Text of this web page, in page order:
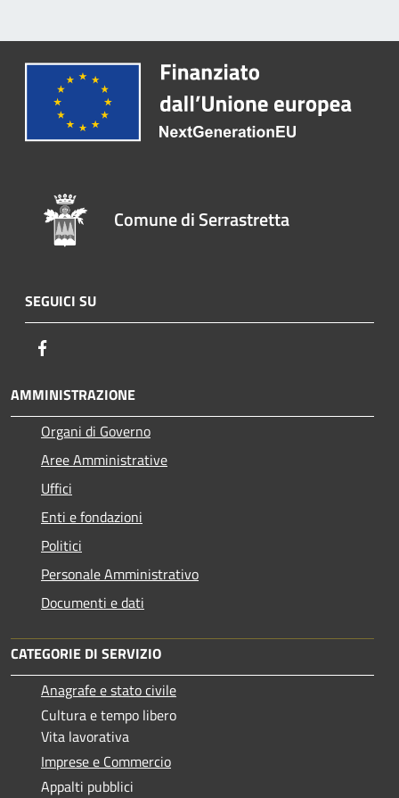
Comune di Serrastretta
SEGUICI SU
AMMINISTRAZIONE
Organi di Governo
Aree Amministrative
Uffici
Enti e fondazioni
Politici
Personale Amministrativo
Documenti e dati
CATEGORIE DI SERVIZIO
Anagrafe e stato civile
Cultura e tempo libero
Vita lavorativa
Imprese e Commercio
Appalti pubblici